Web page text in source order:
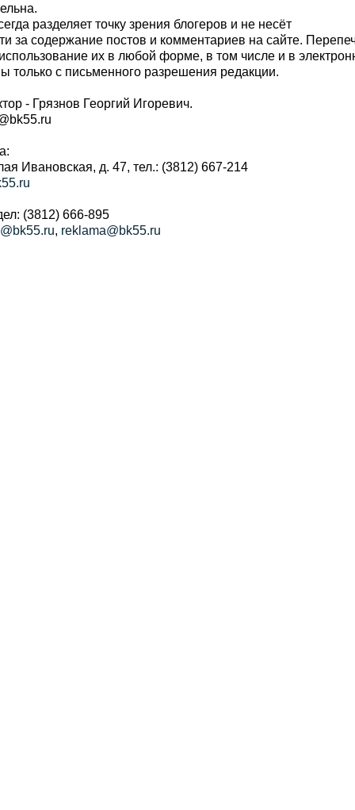
разделяет точку зрения блогеров и не несёт
за содержание постов и комментариев на сайте.
их в любой форме, в том числе и в
с письменного разрешения редакции.
- Грязнов Георгий Игоревич.
Ивановская, д. 47, тел.: (3812) 667-214
(3812) 666-895
, reklama@bk55.ru